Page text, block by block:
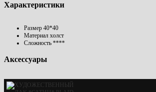
Характеристики
Размер 40*40
Материал холст
Сложность ****
Аксессуары